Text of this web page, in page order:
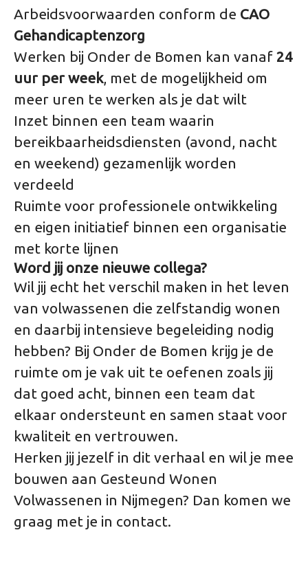
Arbeidsvoorwaarden conform de CAO
Gehandicaptenzorg
Werken bij Onder de Bomen kan vanaf 24
uur per week, met de mogelijkheid om
meer uren te werken als je dat wilt
Inzet binnen een team waarin
bereikbaarheidsdiensten (avond, nacht
en weekend) gezamenlijk worden
verdeeld
Ruimte voor professionele ontwikkeling
en eigen initiatief binnen een organisatie
met korte lijnen
Word jij onze nieuwe collega?
Wil jij echt het verschil maken in het leven
van volwassenen die zelfstandig wonen
en daarbij intensieve begeleiding nodig
hebben? Bij Onder de Bomen krijg je de
ruimte om je vak uit te oefenen zoals jij
dat goed acht, binnen een team dat
elkaar ondersteunt en samen staat voor
kwaliteit en vertrouwen.
Herken jij jezelf in dit verhaal en wil je mee
bouwen aan Gesteund Wonen
Volwassenen in Nijmegen? Dan komen we
graag met je in contact.